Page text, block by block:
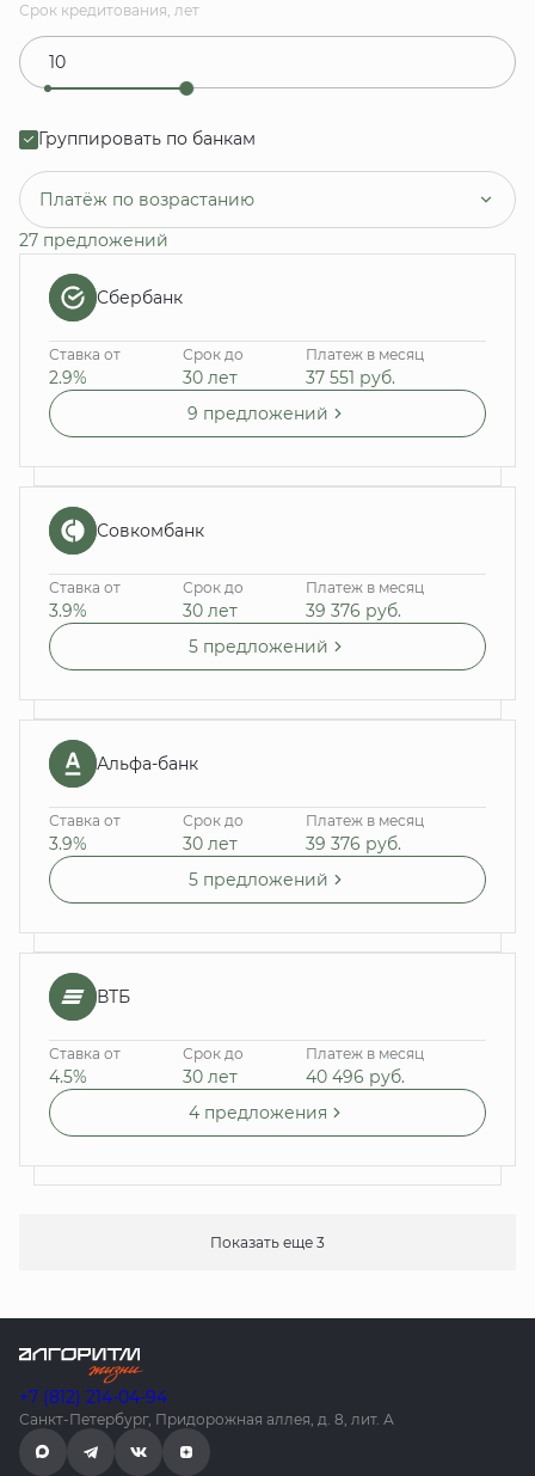
Срок кредитования, лет
Группировать по банкам
Платёж по возрастанию
27 предложений
Сбербанк
Ставка от
2.9%
Срок до
30 лет
Платеж в месяц
37 551 руб.
9 предложений
Совкомбанк
Ставка от
3.9%
Срок до
30 лет
Платеж в месяц
39 376 руб.
5 предложений
Альфа-банк
Ставка от
3.9%
Срок до
30 лет
Платеж в месяц
39 376 руб.
5 предложений
ВТБ
Ставка от
4.5%
Срок до
30 лет
Платеж в месяц
40 496 руб.
4 предложения
Показать еще 3
+7 (812) 214-04-94
Санкт-Петербург, Придорожная аллея, д. 8, лит. А